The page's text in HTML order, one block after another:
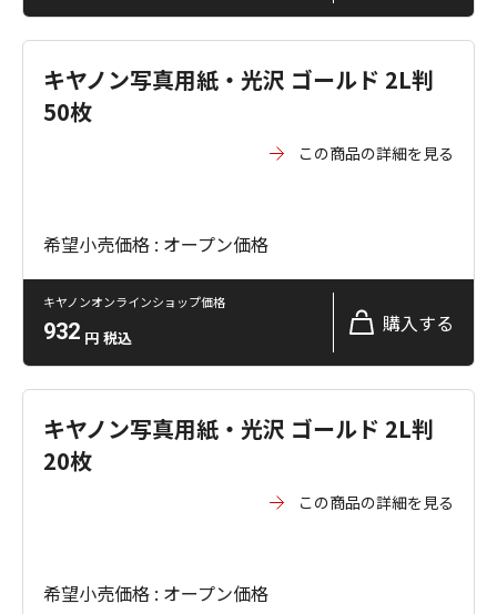
キヤノン写真用紙・光沢 ゴールド 2L判
50枚
この商品の詳細を見る
希望小売価格 : オープン価格
キヤノンオンラインショップ価格
932 円 税込
購入する
キヤノン写真用紙・光沢 ゴールド 2L判
20枚
この商品の詳細を見る
希望小売価格 : オープン価格